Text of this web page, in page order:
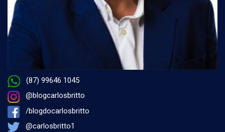
(87) 99646 1045
@blogcarlosbritto
/blogdocarlosbritto
@carlosbritto1